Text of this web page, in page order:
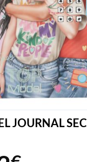
JOURNAL